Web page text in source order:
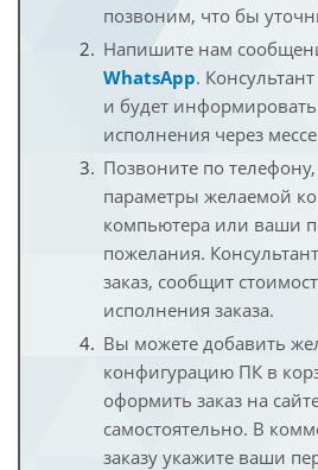
позвоним, что бы
Напишите нам
WhatsApp.
и будет информировать
исполнения через
Позвоните по
параметры желаемой
компьютера или ваши
пожелания.
заказ, сообщит
исполнения заказа.
Вы можете добавить
конфигурацию ПК в
оформить заказ на
самостоятельно. В
заказу укажите ваши